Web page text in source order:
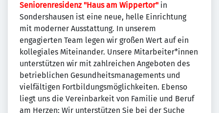
Seniorenresidenz "Haus am Wippertor" in
Sondershausen ist eine neue, helle Einrichtung
mit moderner Ausstattung. In unserem
engagierten Team legen wir großen Wert auf ein
kollegiales Miteinander. Unsere Mitarbeiter*innen
unterstützen wir mit zahlreichen Angeboten des
betrieblichen Gesundheitsmanagements und
vielfältigen Fortbildungsmöglichkeiten. Ebenso
liegt uns die Vereinbarkeit von Familie und Beruf
am Herzen: Wir unterstützen Sie bei der Suche